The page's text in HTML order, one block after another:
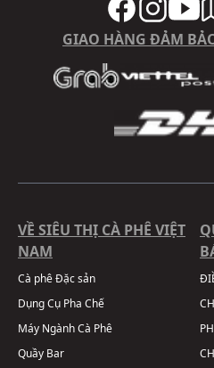
GIAO HÀNG ĐẢM
VỀ SIÊU THỊ CÀ PHÊ VIỆT
NAM
Cà phê Đặc sản
Dụng Cụ Pha Chế
Máy Ngành Cà Phê
Quầy Bar